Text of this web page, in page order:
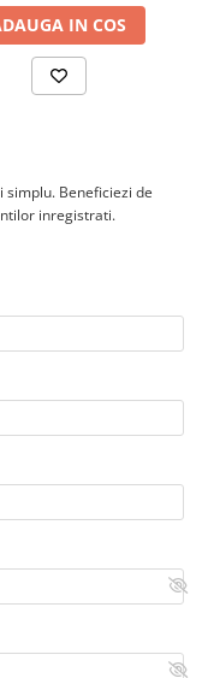
IN COS
Beneficiezi de
inregistrati.